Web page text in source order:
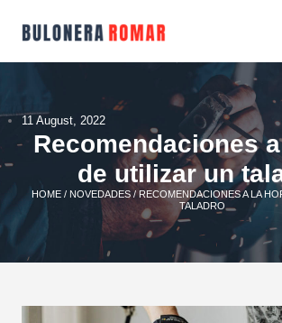
11 August, 2022
Recomendaciones
de utilizar un
HOME / NOVEDADES / RECOMENDACIONES A LA
TALADRO